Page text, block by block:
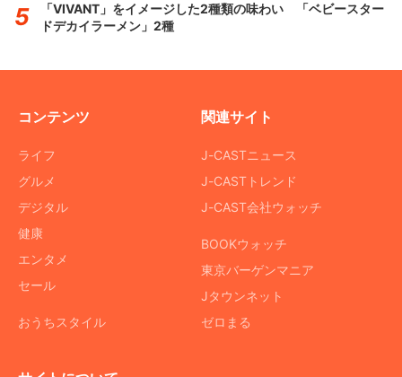
「VIVANT」をイメージした2種類の味わい 「ベビースター
ドデカイラーメン」2種
コンテンツ
ライフ
グルメ
デジタル
健康
エンタメ
セール
おうちスタイル
関連サイト
J-CASTニュース
J-CASTトレンド
J-CAST会社ウォッチ
BOOKウォッチ
東京バーゲンマニア
Jタウンネット
ゼロまる